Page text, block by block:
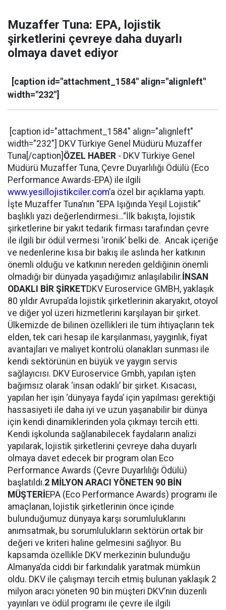
Muzaffer Tuna: EPA, lojistik
şirketlerini çevreye daha duyarlı
olmaya davet ediyor
[caption id="attachment_1584" align="alignleft"
width="232"]
[caption id="attachment_1584" align="alignleft"
width="232"] DKV Türkiye Genel Müdürü Muzaffer
Tuna[/caption] ÖZEL HABER - DKV Türkiye Genel
Müdürü Muzaffer Tuna, Çevre Duyarlılığı Ödülü (Eco
Performance Awards-EPA) ile ilgili
www.yesillojistikciler.com’a özel bir açıklama yaptı.
İşte Muzaffer Tuna’nın “EPA Işığında Yeşil Lojistik”
başlıklı yazı değerlendirmesi…“İlk bakışta, lojistik
şirketlerine bir yakıt tedarik firması tarafından çevre
ile ilgili bir ödül vermesi ‘ironik’ belki de. Ancak içeriğe
ve nedenlerine kısa bir bakış ile aslında her katkının
önemli olduğu ve katkının nereden geldiğinin önemli
olmadığı bir dünyada yaşadığımız anlaşılabilir.İNSAN
ODAKLI BİR ŞİRKETDKV Euroservice GMBH, yaklaşık
80 yıldır Avrupa’da lojistik şirketlerinin akaryakıt, otoyol
ve diğer yol üzeri hizmetlerini karşılayan bir şirket.
Ülkemizde de bilinen özellikleri ile tüm ihtiyaçların tek
elden, tek cari hesap ile karşılanması, yaygınlık, fiyat
avantajları ve maliyet kontrolü olanakları sunması ile
kendi sektörünün en büyük ve yaygın servis
sağlayıcısı. DKV Euroservice Gmbh, yapılan işten
bağımsız olarak ‘insan odaklı’ bir şirket. Kısacası,
yapılan her işin ‘dünyaya fayda’ için yapılması gerektiği
hassasiyeti ile daha iyi ve uzun yaşanabilir bir dünya
için kendi dinamiklerinden yola çıkmayı tercih etti.
Kendi işkolunda sağlanabilecek faydaların analizi
yapılarak, lojistik şirketlerini çevreye daha duyarlı
olmaya davet edecek bir program olan Eco
Performance Awards (Çevre Duyarlılığı Ödülü)
başlatıldı.2 MİLYON ARACI YÖNETEN 90 BİN
MÜŞTERİEPA (Eco Performance Awards) programı ile
amaçlanan, lojistik şirketlerinin önce içinde
bulunduğumuz dünyaya karşı sorumluluklarını
anımsatmak, bu sorumlulukların sektörün ortak bir
değeri ve kriteri haline gelmesini sağlıyor. Bu
kapsamda özellikle DKV merkezinin bulunduğu
Almanya’da ciddi bir farkındalık yaratmak mümkün
oldu. DKV ile çalışmayı tercih etmiş bulunan yaklaşık 2
milyon aracı yöneten 90 bin müşteri DKV’nin düzenli
yayınları ve ödül programı ile çevre ile ilgili